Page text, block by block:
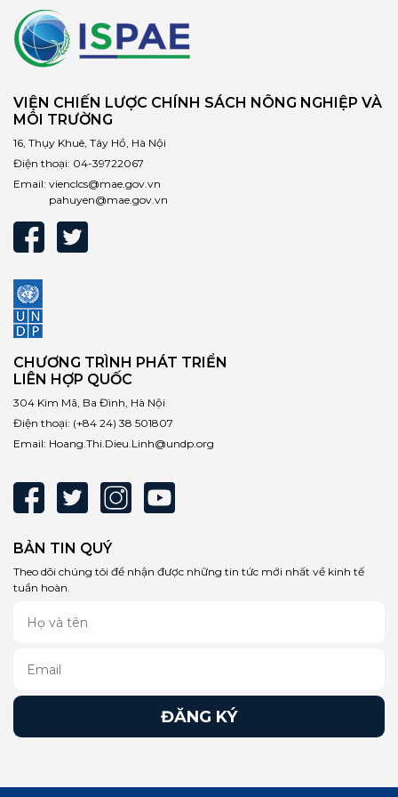
VIỆN CHIẾN LƯỢC CHÍNH SÁCH NÔNG NGHIỆP VÀ
MÔI TRƯỜNG
16, Thụy Khuê, Tây Hồ, Hà Nội
Điện thoại: 04-39722067
Email: vienclcs@mae.gov.vn
pahuyen@mae.gov.vn
CHƯƠNG TRÌNH PHÁT TRIỂN
LIÊN HỢP QUỐC
304 Kim Mã, Ba Đình, Hà Nội
Điện thoại: (+84 24) 38 501807
Email: Hoang.Thi.Dieu.Linh@undp.org
BẢN TIN QUÝ
Theo dõi chúng tôi để nhận được những tin tức mới nhất về kinh tế
tuần hoàn.